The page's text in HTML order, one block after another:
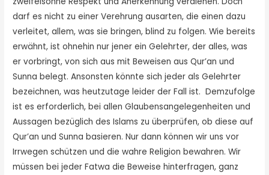
darf es nicht zu einer Verehrung ausarten, die einen dazu
verleitet, allem, was sie bringen, blind zu folgen. Wie bereits
erwähnt, ist ohnehin nur jener ein Gelehrter, der alles, was
er vorbringt, von sich aus mit Beweisen aus Qur’an und
Sunna belegt. Ansonsten könnte sich jeder als Gelehrter
bezeichnen, was heutzutage leider der Fall ist. Demzufolge
ist es erforderlich, bei allen Glaubensangelegenheiten und
Aussagen bezüglich des Islams zu überprüfen, ob diese auf
Qur’an und Sunna basieren. Nur dann können wir uns vor
Irrwegen schützen und die wahre Religion bewahren. Wir
müssen bei jeder Fatwa die Beweise hinterfragen, ganz